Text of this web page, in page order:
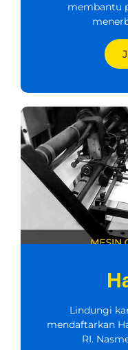
membantu
Lindungi
mendaftarkan
RI.